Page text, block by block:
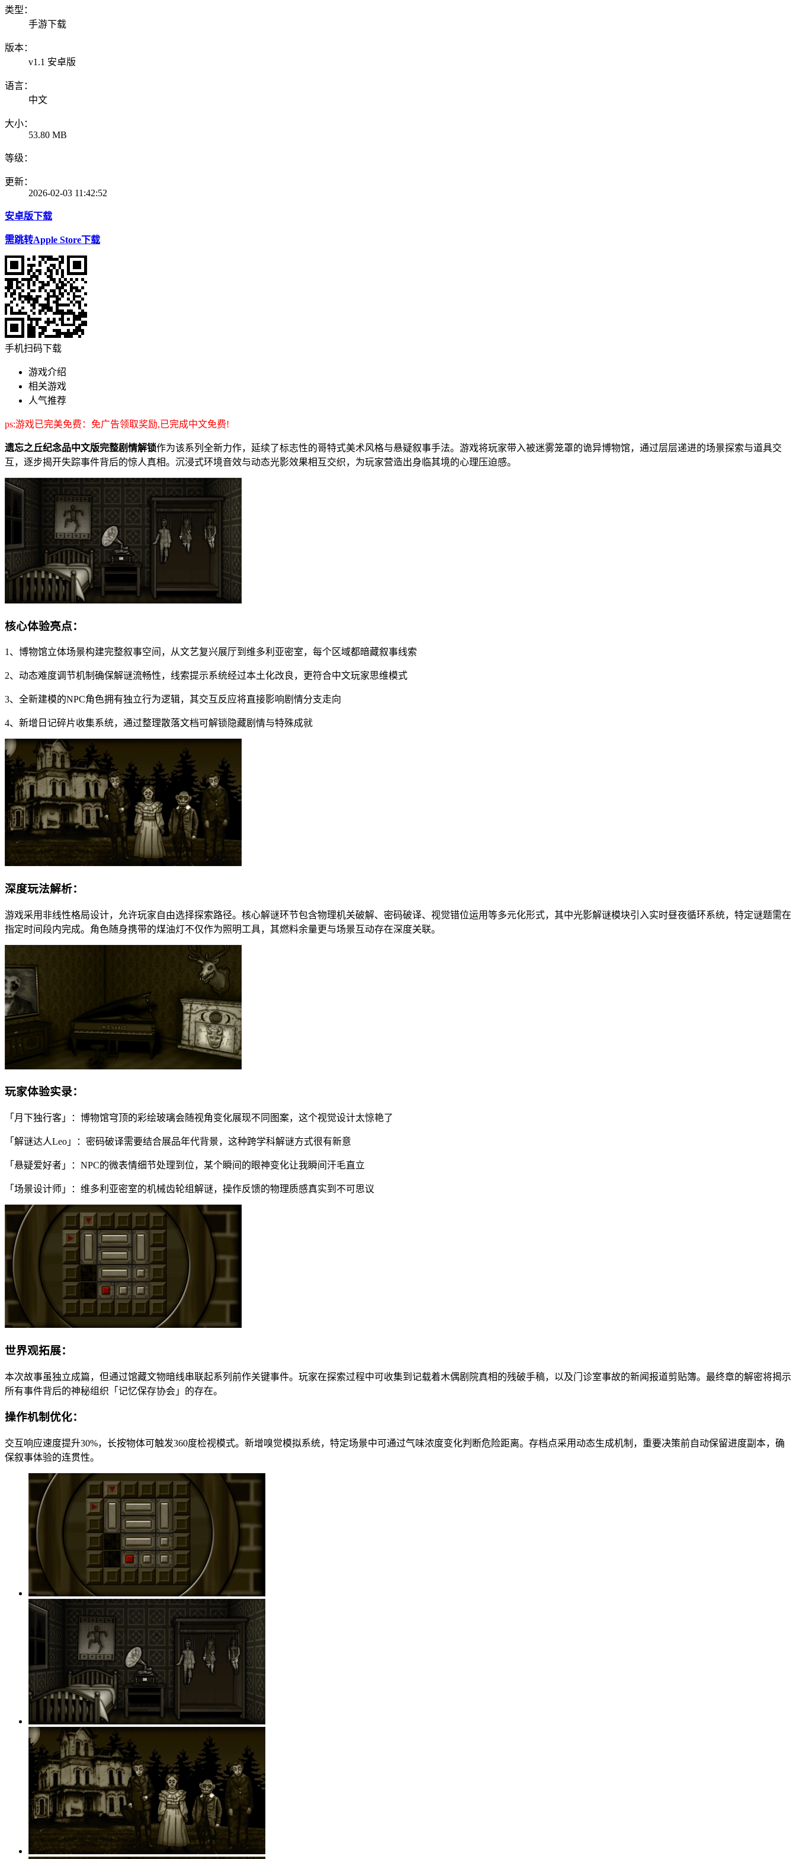
类型：
手游下载
版本：
v1.1 安卓版
语言：
中文
大小：
53.80 MB
等级：
更新：
2026-02-03 11:42:52
安卓版下载
需跳转Apple Store下载
手机扫码下载
游戏介绍
相关游戏
人气推荐
ps:游戏已完美免费：免广告领取奖励,已完成中文免费!
遗忘之丘纪念品中文版完整剧情解锁作为该系列全新力作，延续了标志性的哥特式美术风格与悬疑叙事手法。游戏将玩家带入被迷雾笼罩的诡异博物馆，通过层层递进的场景探索与道具交
互，逐步揭开失踪事件背后的惊人真相。沉浸式环境音效与动态光影效果相互交织，为玩家营造出身临其境的心理压迫感。
核心体验亮点：
1、博物馆立体场景构建完整叙事空间，从文艺复兴展厅到维多利亚密室，每个区域都暗藏叙事线索
2、动态难度调节机制确保解谜流畅性，线索提示系统经过本土化改良，更符合中文玩家思维模式
3、全新建模的NPC角色拥有独立行为逻辑，其交互反应将直接影响剧情分支走向
4、新增日记碎片收集系统，通过整理散落文档可解锁隐藏剧情与特殊成就
深度玩法解析：
游戏采用非线性格局设计，允许玩家自由选择探索路径。核心解谜环节包含物理机关破解、密码破译、视觉错位运用等多元化形式，其中光影解谜模块引入实时昼夜循环系统，特定谜题需在
指定时间段内完成。角色随身携带的煤油灯不仅作为照明工具，其燃料余量更与场景互动存在深度关联。
玩家体验实录：
「月下独行客」：博物馆穹顶的彩绘玻璃会随视角变化展现不同图案，这个视觉设计太惊艳了
「解谜达人Leo」：密码破译需要结合展品年代背景，这种跨学科解谜方式很有新意
「悬疑爱好者」：NPC的微表情细节处理到位，某个瞬间的眼神变化让我瞬间汗毛直立
「场景设计师」：维多利亚密室的机械齿轮组解谜，操作反馈的物理质感真实到不可思议
世界观拓展：
本次故事虽独立成篇，但通过馆藏文物暗线串联起系列前作关键事件。玩家在探索过程中可收集到记载着木偶剧院真相的残破手稿，以及门诊室事故的新闻报道剪贴簿。最终章的解密将揭示
所有事件背后的神秘组织「记忆保存协会」的存在。
操作机制优化：
交互响应速度提升30%，长按物体可触发360度检视模式。新增嗅觉模拟系统，特定场景中可通过气味浓度变化判断危险距离。存档点采用动态生成机制，重要决策前自动保留进度副本，确
保叙事体验的连贯性。